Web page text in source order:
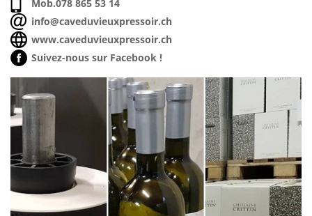
Mob.078 865 53 14
info@caveduvieuxpressoir.ch
www.caveduvieuxpressoir.ch
Suivez-nous sur Facebook !